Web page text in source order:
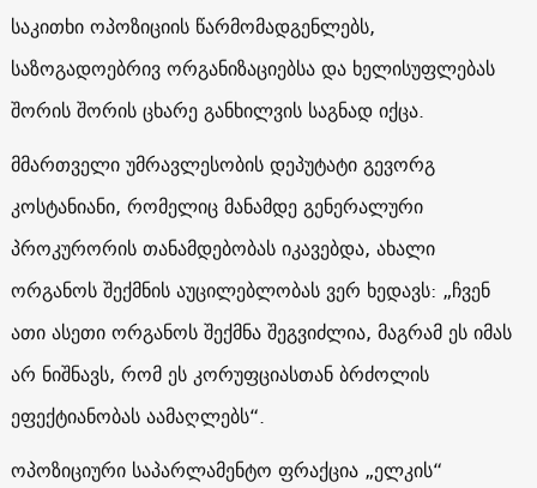
საკითხი ოპოზიციის წარმომადგენლებს,
საზოგადოებრივ ორგანიზაციებსა და ხელისუფლებას
შორის შორის ცხარე განხილვის საგნად იქცა.
მმართველი უმრავლესობის დეპუტატი გევორგ
კოსტანიანი, რომელიც მანამდე გენერალური
პროკურორის თანამდებობას იკავებდა, ახალი
ორგანოს შექმნის აუცილებლობას ვერ ხედავს: „ჩვენ
ათი ასეთი ორგანოს შექმნა შეგვიძლია, მაგრამ ეს იმას
არ ნიშნავს, რომ ეს კორუფციასთან ბრძოლის
ეფექტიანობას აამაღლებს“.
ოპოზიციური საპარლამენტო ფრაქცია „ელკის“